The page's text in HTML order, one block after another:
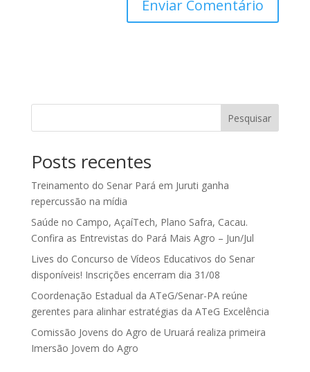
Pesquisar
Posts recentes
Treinamento do Senar Pará em Juruti ganha
repercussão na mídia
Saúde no Campo, AçaíTech, Plano Safra, Cacau.
Confira as Entrevistas do Pará Mais Agro – Jun/Jul
Lives do Concurso de Vídeos Educativos do Senar
disponíveis! Inscrições encerram dia 31/08
Coordenação Estadual da ATeG/Senar-PA reúne
gerentes para alinhar estratégias da ATeG Excelência
Comissão Jovens do Agro de Uruará realiza primeira
Imersão Jovem do Agro